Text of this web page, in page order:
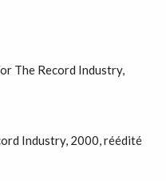
The Record Industry,
Industry, 2000, réédité